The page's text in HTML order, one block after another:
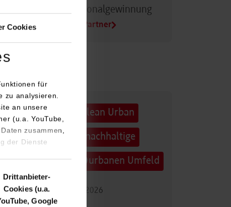
Cookies
für
zu analysieren.
an unsere
(u.a. YouTube,
zusammen,
der Dienste
Drittanbieter-
Cookies (u.a.
Google
Vorteil bei der Personalgewinnung
Alle Infos für Duale Partner
Technologietag: Clean Urban
Transportation – nachhaltige
Mobilität im (sub)urbanen Umfeld
16.09.2026 - 17.09.2026